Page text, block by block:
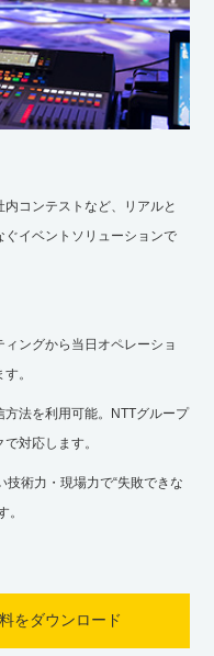
コンテストなど、リアルと
イベントソリューションで
ングから当日オペレーショ
。
法を利用可能。NTTグループ
対応します。
術力・現場力で“失敗できな
。
をダウンロード